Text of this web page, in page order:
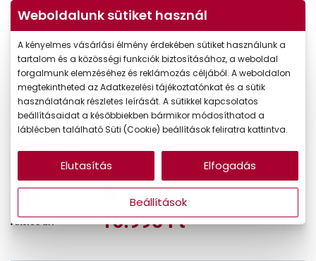
Virtuális próba
-50%
33.990 Ft
Akciós ár: 16.995 Ft
Weboldalunk sütiket használ
A kényelmes vásárlási élmény érdekében sütiket használunk a
tartalom és a közösségi funkciók biztosításához, a weboldal
forgalmunk elemzéséhez és reklámozás céljából. A weboldalon
megtekintheted az Adatkezelési tájékoztatónkat és a sütik
használatának részletes leírását. A sütikkel kapcsolatos
beállításaidat a későbbiekben bármikor módosíthatod a
láblécben található Süti (Cookie) beállítások feliratra kattintva.
Beállítások
Elutasítás Elfogadás